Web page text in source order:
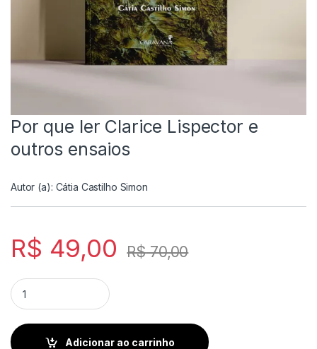
Por que ler Clarice Lispector e
outros ensaios
Autor (a): Cátia Castilho Simon
R$ 49,00 R$70,00
Por que ler Clarice Lispector e outros ensaios quantity
Adicionar ao carrinho